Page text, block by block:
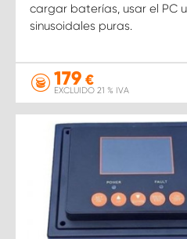
cargar baterías, usar el PC
sinusoidales puras.
179 €
EXCLUIDO 21 % IVA